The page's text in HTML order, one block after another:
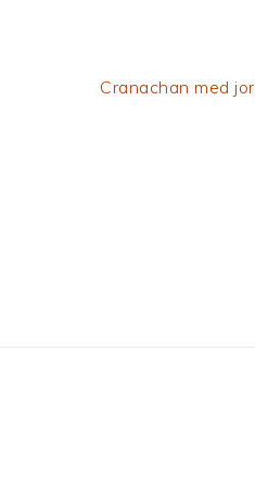
Next
Cranachan med